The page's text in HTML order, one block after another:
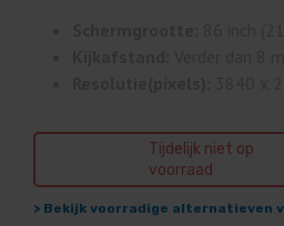
Tijdelijk niet op
voorraad
> Bekijk voorradige alternatieven